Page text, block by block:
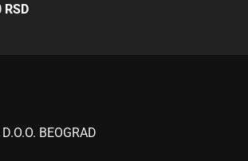
RSD
BEOGRAD